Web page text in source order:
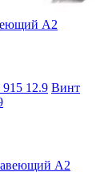
А2
Винт